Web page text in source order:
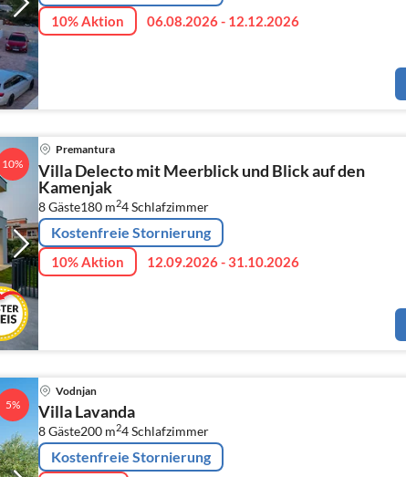
10% Aktion 06.08.2026 - 12.12.2026
10%
Premantura
Villa Delecto mit Meerblick und Blick auf den
Kamenjak
8 Gäste180 m24Schlafzimmer
Kostenfreie Stornierung
10% Aktion 12.09.2026 - 31.10.2026
5%
Vodnjan
Villa Lavanda
8 Gäste200 m24Schlafzimmer
Kostenfreie Stornierung